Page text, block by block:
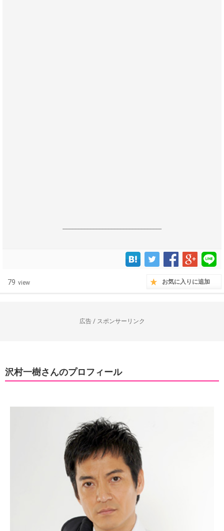
------------------------------------------------------------------
79 view お気に入りに追加
広告 / スポンサーリンク
沢村一樹さんのプロフィール